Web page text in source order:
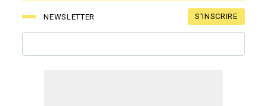
NEWSLETTER S'INSCRIRE